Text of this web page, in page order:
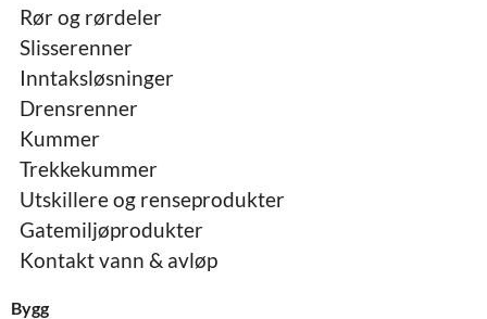
Rør og rørdeler
Slisserenner
Inntaksløsninger
Drensrenner
Kummer
Trekkekummer
Utskillere og renseprodukter
Gatemiljøprodukter
Kontakt vann & avløp
Bygg